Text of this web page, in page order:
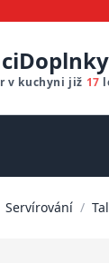
v kuchyni již 17
Servírování /